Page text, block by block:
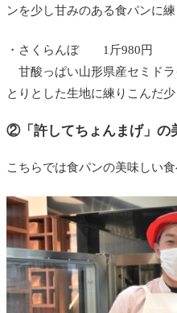
ンを少し甘みのある食パンに練
・さくらんぼ 1斤980円
甘酸っぱい山形県産セミド
とりとした生地に練りこんだ
②「許してちょんまげ」の
こちらでは食パンの美味しい食